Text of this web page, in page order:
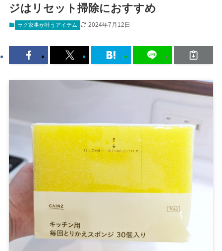
ジはリセット掃除におすすめ
ラク家事が叶うアイテム 2024年7月12日